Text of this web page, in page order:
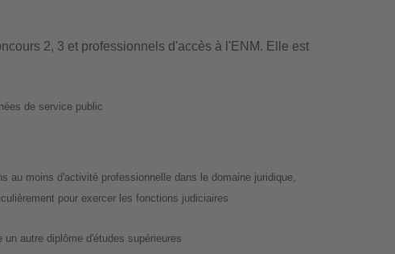
2, 3 et professionnels d'accès à l'ENM. Elle est
de service public
au moins d'activité professionnelle dans le domaine juridique,
pour exercer les fonctions judiciaires
autre diplôme d'études supérieures